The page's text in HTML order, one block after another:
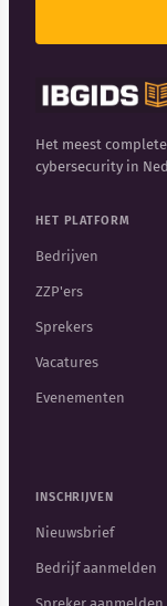
Het meest
cybersecurity in
HET PLATFORM
Bedrijven
ZZP'ers
Sprekers
Vacatures
Evenementen
INSCHRIJVEN
Nieuwsbrief
Bedrijf aanmelden